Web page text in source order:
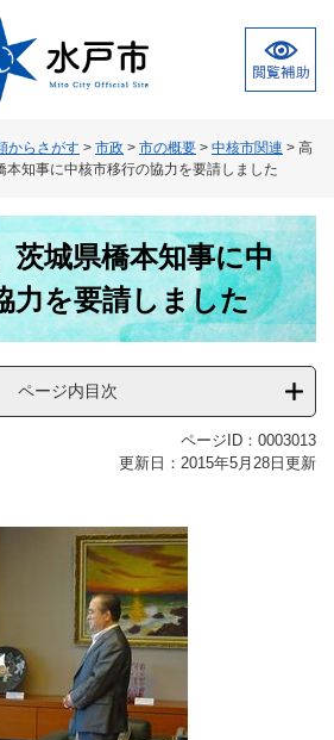
からさがす > 市政 > 市の概要 > 中核市関連 > 高
本知事に中核市移行の協力を要請しました
茨城県橋本知事に中
力を要請しました
ページ内目次
ページID：0003013
更新日：2015年5月28日更新